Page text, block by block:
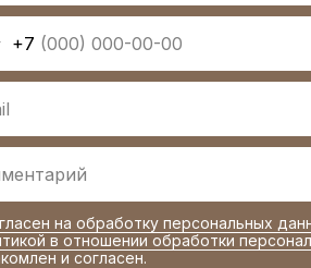
+7
на обработку персональных
в отношении обработки
и согласен.